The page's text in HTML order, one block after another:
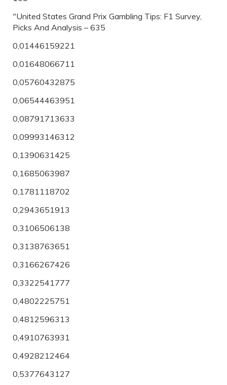
"United States Grand Prix Gambling Tips: F1 Survey,
Picks And Analysis – 635
0,01446159221
0,01648066711
0,05760432875
0,06544463951
0,08791713633
0,09993146312
0,1390631425
0,1685063987
0,1781118702
0,2943651913
0,3106506138
0,3138763651
0,3166267426
0,3322541777
0,4802225751
0,4812596313
0,4910763931
0,4928212464
0,5377643127